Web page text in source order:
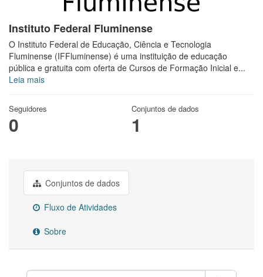
Instituto Federal Fluminense
O Instituto Federal de Educação, Ciência e Tecnologia
Fluminense (IFFluminense) é uma instituição de educação
pública e gratuita com oferta de Cursos de Formação Inicial e...
Leia mais
Seguidores
0
Conjuntos de dados
1
Conjuntos de dados
Fluxo de Atividades
Sobre